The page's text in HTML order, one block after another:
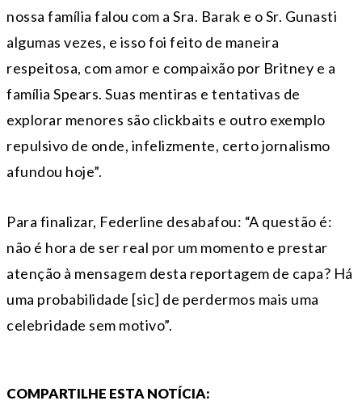
nossa família falou com a Sra. Barak e o Sr. Gunasti
algumas vezes, e isso foi feito de maneira
respeitosa, com amor e compaixão por Britney e a
família Spears. Suas mentiras e tentativas de
explorar menores são clickbaits e outro exemplo
repulsivo de onde, infelizmente, certo jornalismo
afundou hoje”.
Para finalizar, Federline desabafou: “A questão é:
não é hora de ser real por um momento e prestar
atenção à mensagem desta reportagem de capa? Há
uma probabilidade [sic] de perdermos mais uma
celebridade sem motivo”.
COMPARTILHE ESTA NOTÍCIA: